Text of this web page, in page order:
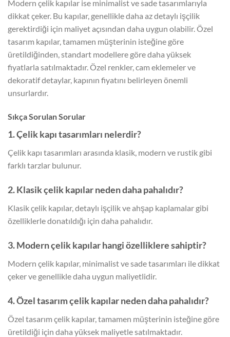
Modern çelik kapılar ise minimalist ve sade tasarımlarıyla
dikkat çeker. Bu kapılar, genellikle daha az detaylı işçilik
gerektirdiği için maliyet açısından daha uygun olabilir. Özel
tasarım kapılar, tamamen müşterinin isteğine göre
üretildiğinden, standart modellere göre daha yüksek
fiyatlarla satılmaktadır. Özel renkler, cam eklemeler ve
dekoratif detaylar, kapının fiyatını belirleyen önemli
unsurlardır.
Sıkça Sorulan Sorular
1. Çelik kapı tasarımları nelerdir?
Çelik kapı tasarımları arasında klasik, modern ve rustik gibi
farklı tarzlar bulunur.
2. Klasik çelik kapılar neden daha pahalıdır?
Klasik çelik kapılar, detaylı işçilik ve ahşap kaplamalar gibi
özelliklerle donatıldığı için daha pahalıdır.
3. Modern çelik kapılar hangi özelliklere sahiptir?
Modern çelik kapılar, minimalist ve sade tasarımları ile dikkat
çeker ve genellikle daha uygun maliyetlidir.
4. Özel tasarım çelik kapılar neden daha pahalıdır?
Özel tasarım çelik kapılar, tamamen müşterinin isteğine göre
üretildiği için daha yüksek maliyetle satılmaktadır.